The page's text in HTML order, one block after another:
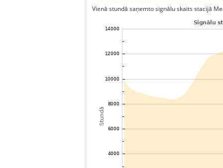
Vienā stundā saņemto signālu skaits stacijā